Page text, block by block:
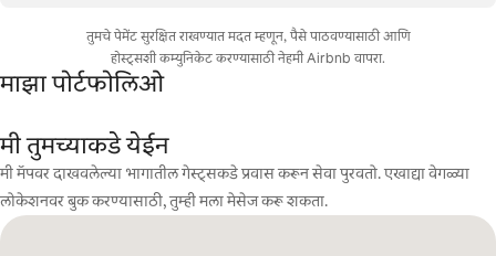
तुमचे पेमेंट सुरक्षित राखण्यात मदत म्हणून, पैसे पाठवण्यासाठी आणि
होस्ट्सशी कम्युनिकेट करण्यासाठी नेहमी Airbnb वापरा.
माझा पोर्टफोलिओ
मी तुमच्याकडे येईन
मी मॅपवर दाखवलेल्या भागातील गेस्ट्सकडे प्रवास करून सेवा पुरवतो. एखाद्या वेगळ्या
लोकेशनवर बुक करण्यासाठी, तुम्ही मला मेसेज करू शकता.